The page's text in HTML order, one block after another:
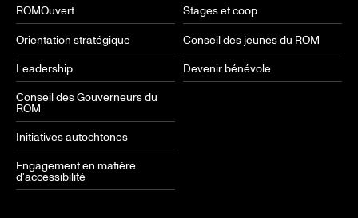
ROMOuvert
Orientation stratégique
Leadership
Conseil des Gouverneurs du
ROM
Initiatives autochtones
Engagement en matière
d'accessibilité
Stages et coop
Conseil des jeunes du ROM
Devenir bénévole